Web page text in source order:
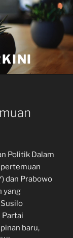
Politik Dalam
dan Prabowo
yang
Partai
baru,